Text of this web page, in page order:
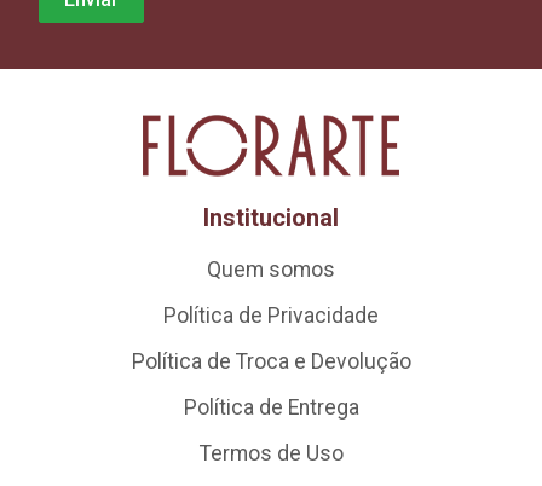
Institucional
Quem somos
Política de Privacidade
Política de Troca e Devolução
Política de Entrega
Termos de Uso